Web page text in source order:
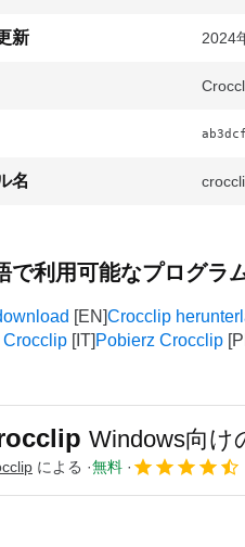
新 2024
名
で利用可能なプログラ
Crocclip
Crocclip
Pobierz Crocclip
Windows向け
による 無料